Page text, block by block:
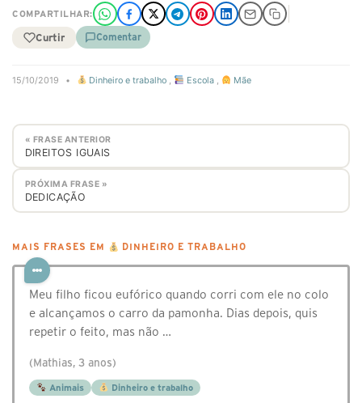
COMPARTILHAR:
Curtir Comentar
15/10/2019 • Dinheiro e trabalho , Escola, Mãe
« FRASE ANTERIOR
DIREITOS IGUAIS
PRÓXIMA FRASE »
DEDICAÇÃO
MAIS FRASES EM DINHEIRO E TRABALHO
Meu filho ficou eufórico quando corri com ele no colo
e alcançamos o carro da pamonha. Dias depois, quis
repetir o feito, mas não …
(Mathias, 3 anos)
Animais Dinheiro e trabalho